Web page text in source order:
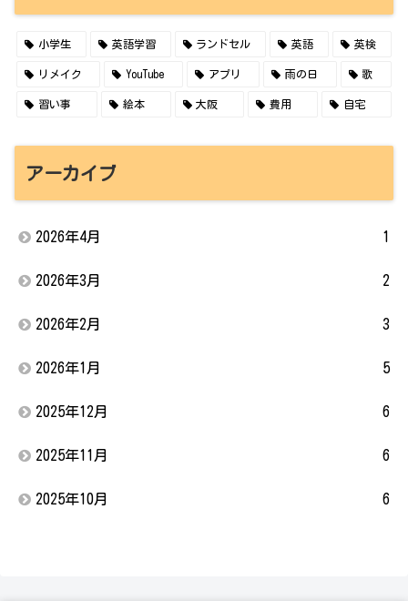
小学生 英語学習 ランドセル 英語 英検
リメイク YouTube アプリ 雨の日 歌
習い事 絵本 大阪 費用 自宅
アーカイブ
2026年4月 1
2026年3月 2
2026年2月 3
2026年1月 5
2025年12月 6
2025年11月 6
2025年10月 6